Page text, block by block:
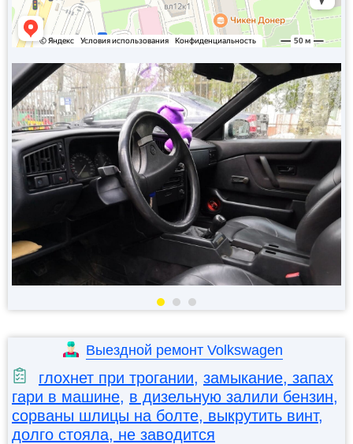
Выездной ремонт Volkswagen
глохнет при трогании, замыкание, запах
гари в машине, в дизельную залили бензин,
сорваны шлицы на болте, выкрутить винт,
долго стояла, не заводится